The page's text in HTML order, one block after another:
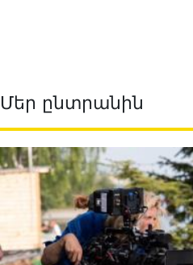
Մեր ընտրանին